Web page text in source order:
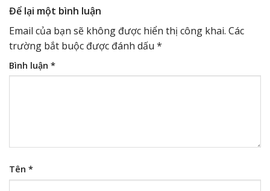
Để lại một bình luận
Email của bạn sẽ không được hiển thị công khai. Các
trường bắt buộc được đánh dấu *
Bình luận *
Tên *